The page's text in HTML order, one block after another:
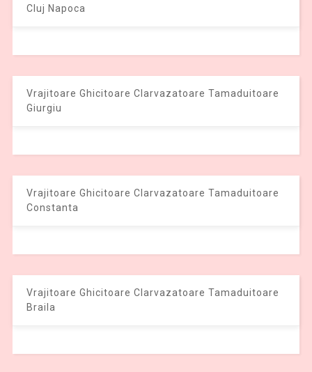
Cluj Napoca
Vrajitoare Ghicitoare Clarvazatoare Tamaduitoare
Giurgiu
Vrajitoare Ghicitoare Clarvazatoare Tamaduitoare
Constanta
Vrajitoare Ghicitoare Clarvazatoare Tamaduitoare
Braila